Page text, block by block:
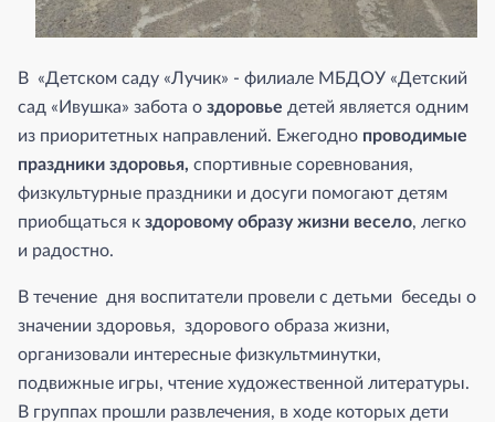
В «Детском саду «Лучик» - филиале МБДОУ «Детский
сад «Ивушка» забота о здоровье детей является одним
из приоритетных направлений. Ежегодно проводимые
праздники здоровья, спортивные соревнования,
физкультурные праздники и досуги помогают детям
приобщаться к здоровому образу жизни весело, легко
и радостно.
В течение дня воспитатели провели с детьми беседы о
значении здоровья, здорового образа жизни,
организовали интересные физкультминутки,
подвижные игры, чтение художественной литературы.
В группах прошли развлечения, в ходе которых дети